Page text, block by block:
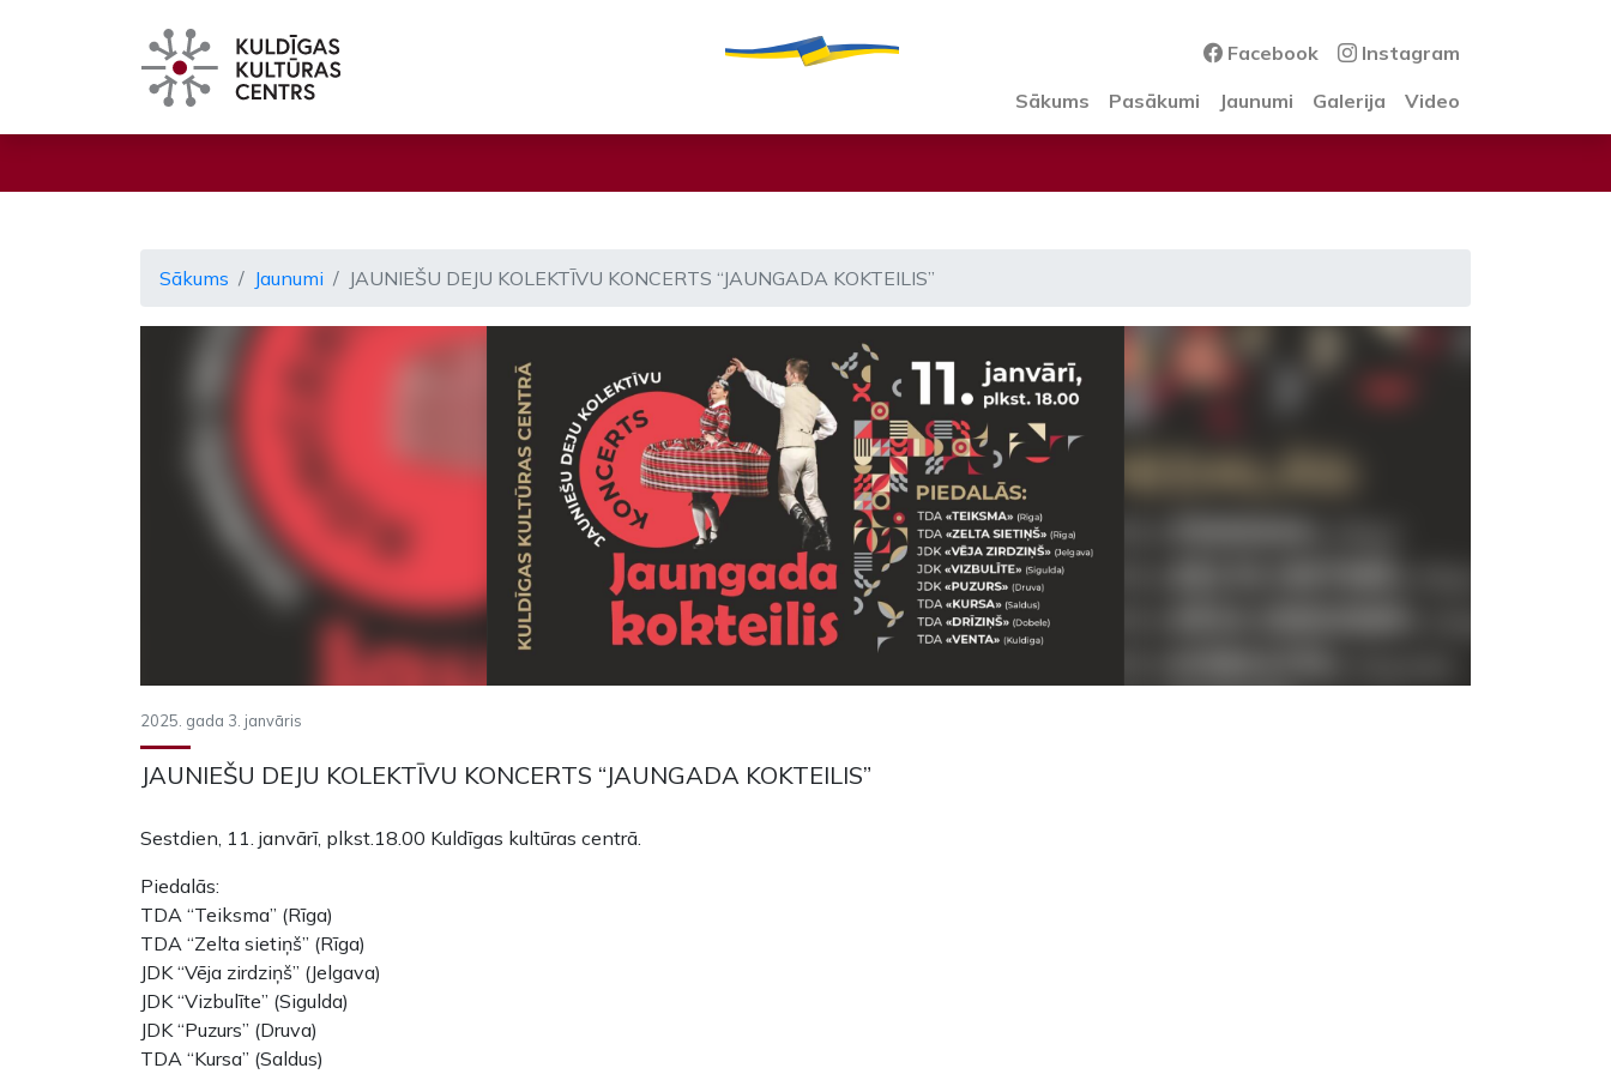
Facebook
Instagram
Sākums
Pasākumi Jaunumi Galerija Video
Sākums Jaunumi JAUNIEŠU DEJU KOLEKTĪVU KONCERTS “JAUNGADA KOKTEILIS”
2025. gada 3. janvāris
JAUNIEŠU DEJU KOLEKTĪVU KONCERTS “JAUNGADA KOKTEILIS”
Sestdien, 11. janvārī, plkst.18.00 Kuldīgas kultūras centrā.
Piedalās:
TDA “Teiksma” (Rīga)
TDA “Zelta sietiņš” (Rīga)
JDK “Vēja zirdziņš” (Jelgava)
JDK “Vizbulīte” (Sigulda)
JDK “Puzurs” (Druva)
TDA “Kursa” (Saldus)